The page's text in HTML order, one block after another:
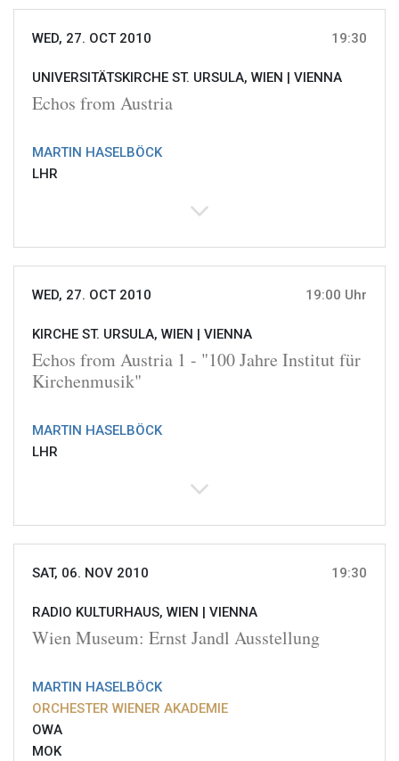
WED, 27. OCT 2010 19:30
UNIVERSITÄTSKIRCHE ST. URSULA, WIEN | VIENNA
Echos from Austria
MARTIN HASELBÖCK
LHR
WED, 27. OCT 2010 19:00 Uhr
KIRCHE ST. URSULA, WIEN | VIENNA
Echos from Austria 1 - "100 Jahre Institut für
Kirchenmusik"
MARTIN HASELBÖCK
LHR
SAT, 06. NOV 2010 19:30
RADIO KULTURHAUS, WIEN | VIENNA
Wien Museum: Ernst Jandl Ausstellung
MARTIN HASELBÖCK
ORCHESTER WIENER AKADEMIE
OWA
MOK